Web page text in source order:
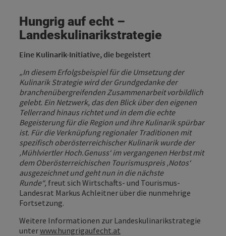
Hungrig auf echt –
Landeskulinarikstrategie
Eine Kulinarik-Initiative, die begeistert
„In diesem Erfolgsbeispiel für die Umsetzung der
Kulinarik Strategie wird der Grundgedanke der
branchenübergreifenden Zusammenarbeit vorbildlich
gelebt. Ein Netzwerk, das den Blick über den eigenen
Tellerrand hinaus richtet und in dem die echte
Begeisterung für die Region und ihre Kulinarik spürbar
ist. Für die Verknüpfung regionaler Traditionen mit
spezifisch oberösterreichischer Kulinarik wurde der
‚Mühlviertler Hoch.Genuss‘ im vergangenen Herbst mit
dem Oberösterreichischen Tourismuspreis ‚Notos‘
ausgezeichnet und geht nun in die nächste
Runde“, freut sich Wirtschafts- und Tourismus-
Landesrat Markus Achleitner über die nunmehrige
Fortsetzung.
Weitere Informationen zur Landeskulinarikstrategie
unterwww.hungrigaufecht.at